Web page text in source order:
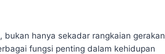
hanya sekadar rangkaian gerakan
fungsi penting dalam kehidupan